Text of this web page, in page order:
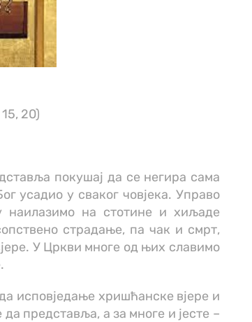
20)
покушај да се негира сама
усадио у сваког човјека. Управо
наилазимо на стотине и хиљаде
страдање, па чак и смрт,
У Цркви многе од њих славимо
исповједање хришћанске вјере и
представља, а за многе и јесте –